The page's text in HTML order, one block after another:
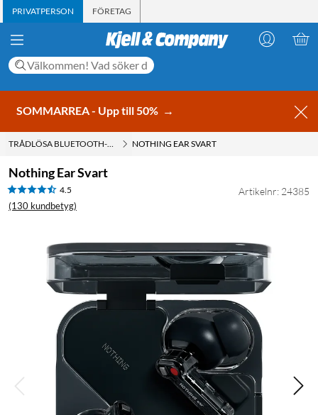
PRIVATPERSON FÖRETAG
SOMMARREA - Upp till 50% →
TRÅDLÖSA BLUETOOTH-HÖRLURARNOTHING EAR SVART
Nothing Ear Svart
4.5
(130 kundbetyg)
Artikelnr: 24385